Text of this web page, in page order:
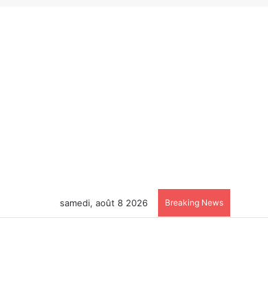
samedi, août 8 2026 Breaking News